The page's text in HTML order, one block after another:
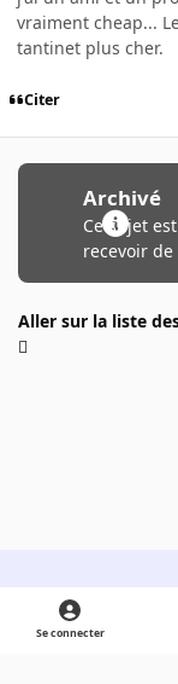
vraiment cheap...
tantinet plus cher.
Citer
Archivé
Ce sujet
recevoir
Aller sur la liste
Light ModeDark ModeSystem
Se connecter